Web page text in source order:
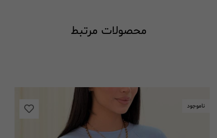
محصولات مرتبط
ناموجود